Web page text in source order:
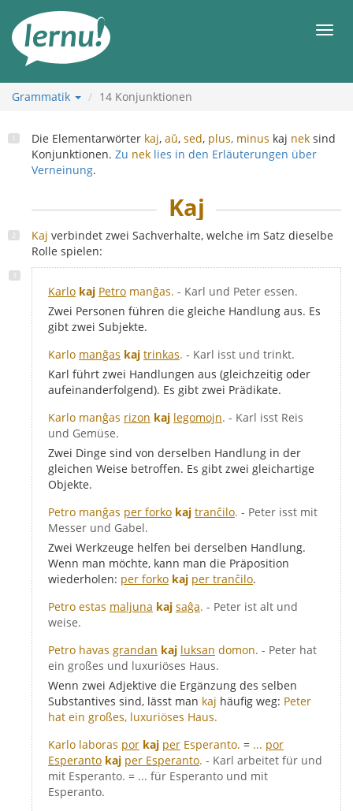
Inhalt
Grammatik 14 Konjunktionen
Die Elementarwörter kaj, aŭ, sed, plus, minus kaj nek sind
Konjunktionen. Zu nek lies in den Erläuterungen über
Verneinung.
Kaj
Kaj verbindet zwei Sachverhalte, welche im Satz dieselbe
Rolle spielen:
Karlo kaj Petro manĝas. - Karl und Peter essen.
Zwei Personen führen die gleiche Handlung aus. Es
gibt zwei Subjekte.
Karlo manĝas kaj trinkas. - Karl isst und trinkt.
Karl führt zwei Handlungen aus (gleichzeitig oder
aufeinanderfolgend). Es gibt zwei Prädikate.
Karlo manĝas rizon kaj legomojn. - Karl isst Reis
und Gemüse.
Zwei Dinge sind von derselben Handlung in der
gleichen Weise betroffen. Es gibt zwei gleichartige
Objekte.
Petro manĝas per forko kaj tranĉilo. - Peter isst mit
Messer und Gabel.
Zwei Werkzeuge helfen bei derselben Handlung.
Wenn man möchte, kann man die Präposition
wiederholen: per forko kaj per tranĉilo.
Petro estas maljuna kaj saĝa. - Peter ist alt und
weise.
Petro havas grandan kaj luksan domon. - Peter hat
ein großes und luxuriöses Haus.
Wenn zwei Adjektive die Ergänzung des selben
Substantives sind, lässt man kaj häufig weg: Peter
hat ein großes, luxuriöses Haus.
Karlo laboras por kaj per Esperanto. = ... por
Esperanto kaj per Esperanto. - Karl arbeitet für und
mit Esperanto. = ... für Esperanto und mit
Esperanto.